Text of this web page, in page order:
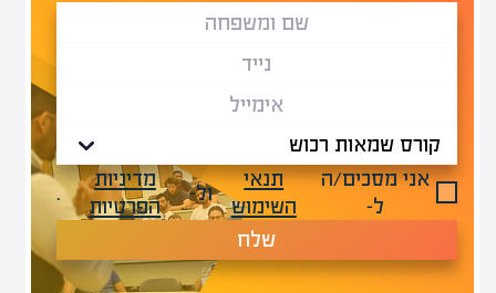
אני מסכים/ה
ל-
תנאי
השימוש
ול-
מדיניות
הפרטיות
.
שלח